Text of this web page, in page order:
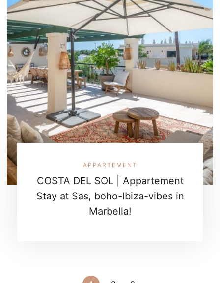
APPARTEMENT
COSTA DEL SOL | Appartement
Stay at Sas, boho-Ibiza-vibes in
Marbella!